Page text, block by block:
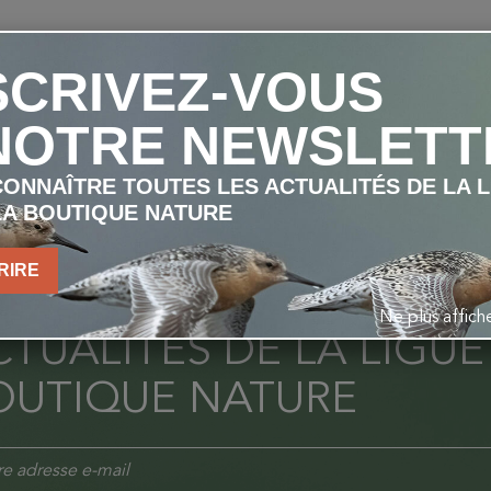
VOUS À
CONNAÎTRE
DE LA
NATURE
VOUS
TOUTES LES ACTUALITÉS DE LA
BOUTIQUE NATURE
Ne plus